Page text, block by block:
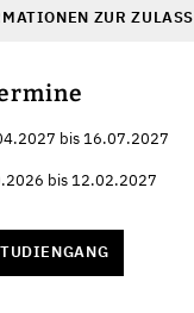
ZUR
bis 16.07.2027
bis 12.02.2027